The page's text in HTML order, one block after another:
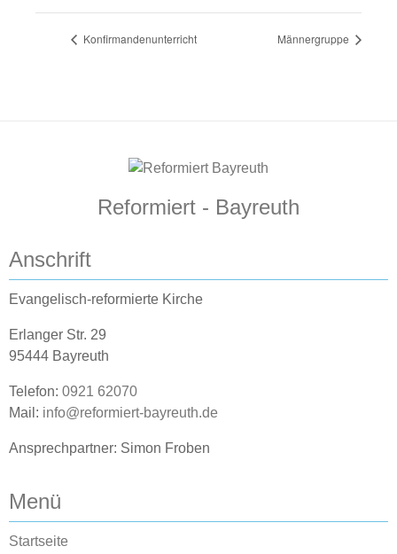
Konfirmandenunterricht Männergruppe
Reformiert - Bayreuth
Anschrift
Evangelisch-reformierte Kirche
Erlanger Str. 29
95444 Bayreuth
Telefon: 0921 62070
Mail: info@reformiert-bayreuth.de
Ansprechpartner: Simon Froben
Menü
Startseite